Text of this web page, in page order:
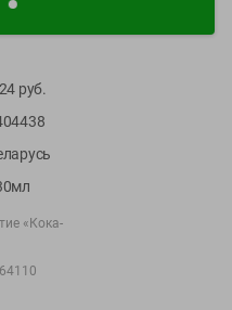
09.00 до 17.00, СБ, ВС -
и комментарии
руб.
«Кока-